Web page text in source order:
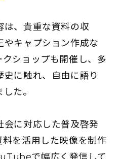
は、貴重な資料の収
やキャプション作成な
クショップも開催し、多
に触れ、自由に語り
た。
会に対応した普及啓発
料を活用した映像を制作
で幅広く発信して